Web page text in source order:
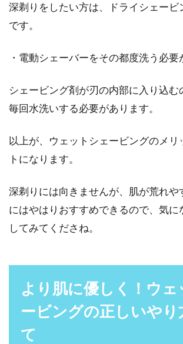
深剃りをしたい方は、ドライシェービ
です。
・電動シェーバーをその都度洗う必要
シェービング剤が刃の内部に入り込む
毎回水洗いする必要があります。
以上が、ウェットシェービングのメリ
トになります。
深剃りには向きませんが、肌が荒れや
にはやはりおすすめできるので、気に
してみてくださね。
より肌に優しく！ウェ
ービングの正しいやり
て